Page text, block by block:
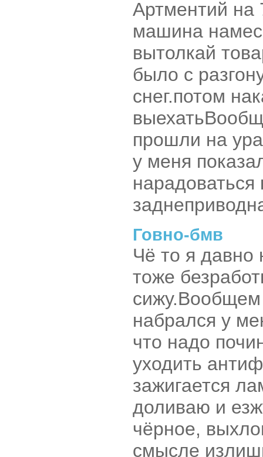
Артментий на
машина
вытолкай
было с
снег.потом
выехать
прошли на
у меня
нарадоваться
Говно-бмв
Чё то я давно
тоже
сижу.Вообщем
набрался у
что надо
уходить
зажигается
доливаю и
чёрное,
смысле